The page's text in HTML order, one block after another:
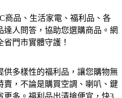
商品、生活家電、福利品、各
人問答，協助您選購商品。網
門市實體守護！
多樣性的福利品，讓您購物無
賣，不論是購買空調、喇叭、鍵